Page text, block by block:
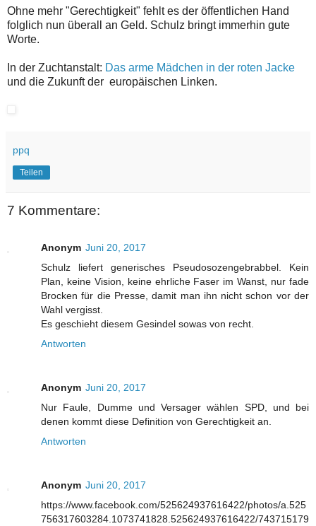
Ohne mehr "Gerechtigkeit" fehlt es der öffentlichen Hand
folglich nun überall an Geld. Schulz bringt immerhin gute
Worte.
In der Zuchtanstalt: Das arme Mädchen in der roten Jacke
und die Zukunft der europäischen Linken.
ppq
Teilen
7 Kommentare:
Anonym Juni 20, 2017
Schulz liefert generisches Pseudosozengebrabbel. Kein
Plan, keine Vision, keine ehrliche Faser im Wanst, nur fade
Brocken für die Presse, damit man ihn nicht schon vor der
Wahl vergisst.
Es geschieht diesem Gesindel sowas von recht.
Antworten
Anonym Juni 20, 2017
Nur Faule, Dumme und Versager wählen SPD, und bei
denen kommt diese Definition von Gerechtigkeit an.
Antworten
Anonym Juni 20, 2017
https://www.facebook.com/525624937616422/photos/a.525
756317603284.1073741828.525624937616422/743715179